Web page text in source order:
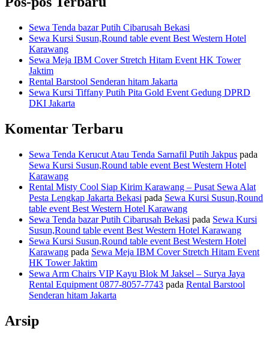
Sewa Tenda bazar Putih Cibarusah Bekasi
Sewa Kursi Susun,Round table event Best Western Hotel
Karawang
Sewa Meja IBM Cover Stretch Hitam Event HK Tower
Jaktim
Rental Barstool Senderan hitam Jakarta
Sewa Kursi Tiffany Putih Pita Gold Event Gedung DPRD
DKI Jakarta
Komentar Terbaru
Sewa Tenda Kerucut Atau Tenda Sarnafil Putih Jakpus pada
Sewa Kursi Susun,Round table event Best Western Hotel
Karawang
Rental Misty Cool Siap Kirim Karawang – Pusat Sewa Alat
Pesta Lengkap Jakarta Bekasi pada Sewa Kursi Susun,Round
table event Best Western Hotel Karawang
Sewa Tenda bazar Putih Cibarusah Bekasi pada Sewa Kursi
Susun,Round table event Best Western Hotel Karawang
Sewa Kursi Susun,Round table event Best Western Hotel
Karawang pada Sewa Meja IBM Cover Stretch Hitam Event
HK Tower Jaktim
Sewa Arm Chairs VIP Kayu Blok M Jaksel – Surya Jaya
Rental Equipment 0877-8057-7743 pada Rental Barstool
Senderan hitam Jakarta
Arsip